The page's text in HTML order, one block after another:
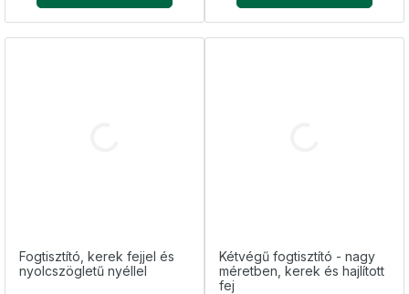
Fogtisztító, kerek fejjel és
nyolcszögletű nyéllel
Kétvégű fogtisztító - nagy
méretben, kerek és hajlított
fej